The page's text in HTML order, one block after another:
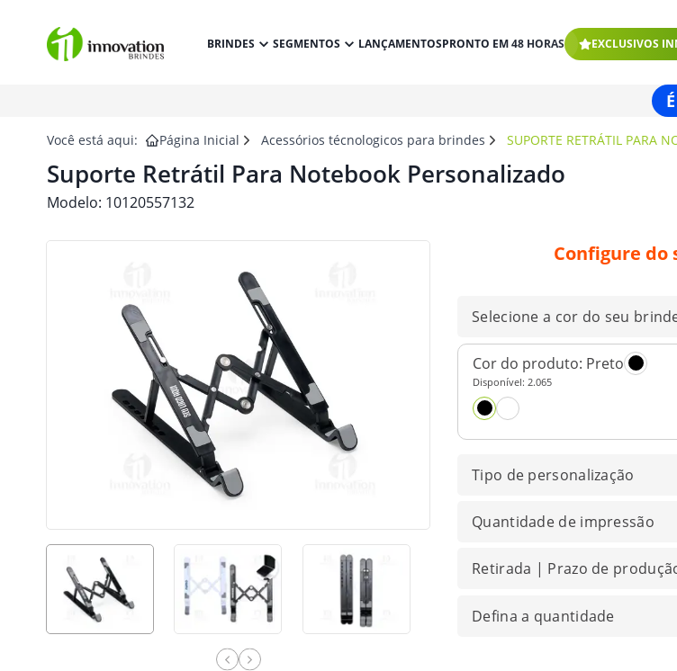
BRINDES SEGMENTOS LANÇAMENTOSPRONTO EM 48 HORAS EXCLUSIVOS
Você está aqui: Página Inicial Acessórios técnologicos para brindes SUPORTE RETRÁTIL PARA
Suporte Retrátil Para Notebook Personalizado
Modelo: 10120557132
Configure do
Selecione a cor do seu
Cor do produto: Preto
Disponível: 2.065
Tipo de personalização
Quantidade de impressão
Retirada | Prazo de
Defina a quantidade